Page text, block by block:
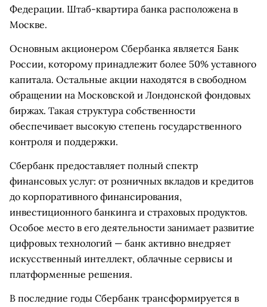
Федерации. Штаб-квартира банка расположена в
Москве.
Основным акционером Сбербанка является Банк
России, которому принадлежит более 50% уставного
капитала. Остальные акции находятся в свободном
обращении на Московской и Лондонской фондовых
биржах. Такая структура собственности
обеспечивает высокую степень государственного
контроля и поддержки.
Сбербанк предоставляет полный спектр
финансовых услуг: от розничных вкладов и кредитов
до корпоративного финансирования,
инвестиционного банкинга и страховых продуктов.
Особое место в его деятельности занимает развитие
цифровых технологий — банк активно внедряет
искусственный интеллект, облачные сервисы и
платформенные решения.
В последние годы Сбербанк трансформируется в